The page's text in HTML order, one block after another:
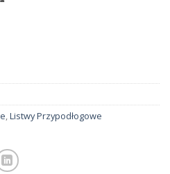
,Listwy Przypodłogowe